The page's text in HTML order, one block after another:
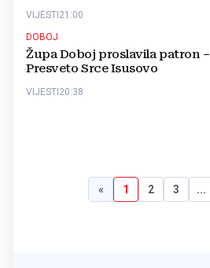
21:00
VIJESTI
DOBOJ
Župa Doboj proslavila patron –
Presveto Srce Isusovo
20:38
VIJESTI
« 1 2 3 ...